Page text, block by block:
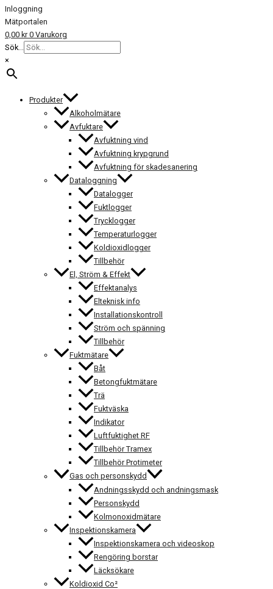
Inloggning
Mätportalen
0,00 kr 0 Varukorg
Sök...
×
Produkter
Alkoholmätare
Avfuktare
Avfuktning vind
Avfuktning krypgrund
Avfuktning för skadesanering
Dataloggning
Datalogger
Fuktlogger
Trycklogger
Temperaturlogger
Koldioxidlogger
Tillbehör
El, Ström & Effekt
Effektanalys
Elteknisk info
Installationskontroll
Ström och spänning
Tillbehör
Fuktmätare
Båt
Betongfuktmätare
Trä
Fuktväska
Indikator
Luftfuktighet RF
Tillbehör Tramex
Tillbehör Protimeter
Gas och personskydd
Andningsskydd och andningsmask
Personskydd
Kolmonoxidmätare
Inspektionskamera
Inspektionskamera och videoskop
Rengöring borstar
Läcksökare
Koldioxid Co²